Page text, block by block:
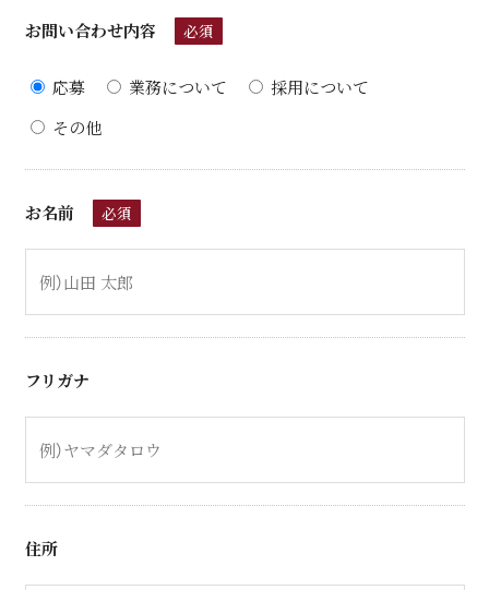
お問い合わせ内容 必須
応募 業務について
採用について
その他
お名前 必須
フリガナ
住所